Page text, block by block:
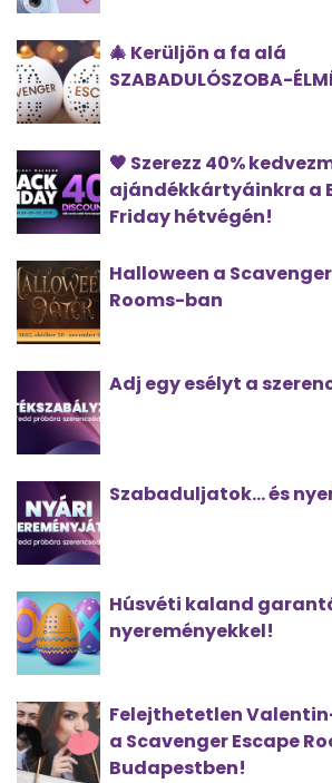
🎄 Kerüljön a fa alá
SZABADULÓSZOBA-
🖤 Szerezz 40%
ajándékkártyáinkra a
Friday hétvégén!
Halloween a
Rooms-ban
Adj egy esélyt a
Szabaduljatok... és
Húsvéti kaland
nyereményekkel!
Felejthetetlen
a Scavenger Escape
Budapestben!